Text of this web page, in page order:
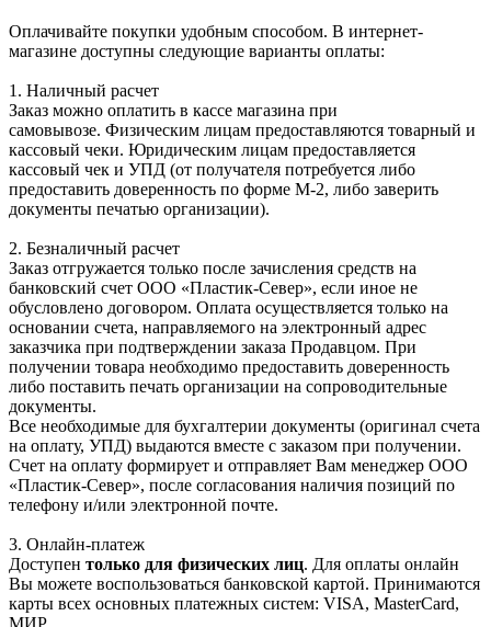
Оплачивайте покупки удобным способом. В интернет-
магазине доступны следующие варианты оплаты:
1. Наличный расчет
Заказ можно оплатить в кассе магазина при
самовывозе. Физическим лицам предоставляются товарный и
кассовый чеки. Юридическим лицам предоставляется
кассовый чек и УПД (от получателя потребуется либо
предоставить доверенность по форме М-2, либо заверить
документы печатью организации).
2. Безналичный расчет
Заказ отгружается только после зачисления средств на
банковский счет ООО «Пластик-Север», если иное не
обусловлено договором. Оплата осуществляется только на
основании счета, направляемого на электронный адрес
заказчика при подтверждении заказа Продавцом. При
получении товара необходимо предоставить доверенность
либо поставить печать организации на сопроводительные
документы.
Все необходимые для бухгалтерии документы (оригинал счета
на оплату, УПД) выдаются вместе с заказом при получении.
Счет на оплату формирует и отправляет Вам менеджер ООО
«Пластик-Север», после согласования наличия позиций по
телефону и/или электронной почте.
3. Онлайн-платеж
Доступен только для физических лиц. Для оплаты онлайн
Вы можете воспользоваться банковской картой. Принимаются
карты всех основных платежных систем: VISA, MasterCard,
МИР.